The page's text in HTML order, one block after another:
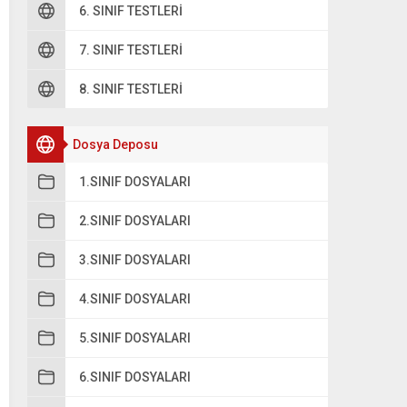
6. SINIF TESTLERI
7. SINIF TESTLERI
8. SINIF TESTLERI
Dosya Deposu
1.SINIF DOSYALARI
2.SINIF DOSYALARI
3.SINIF DOSYALARI
4.SINIF DOSYALARI
5.SINIF DOSYALARI
6.SINIF DOSYALARI
olmalıdır?
5-1-2-4-3-6
6-3-4-1-2-5